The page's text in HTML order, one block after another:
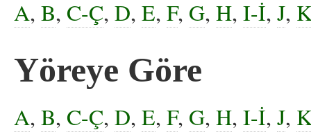
A, B, C-Ç, D, E, F, G, H, I-İ, J,
Yöreye Göre
A, B, C-Ç, D, E, F, G, H, I-İ, J,